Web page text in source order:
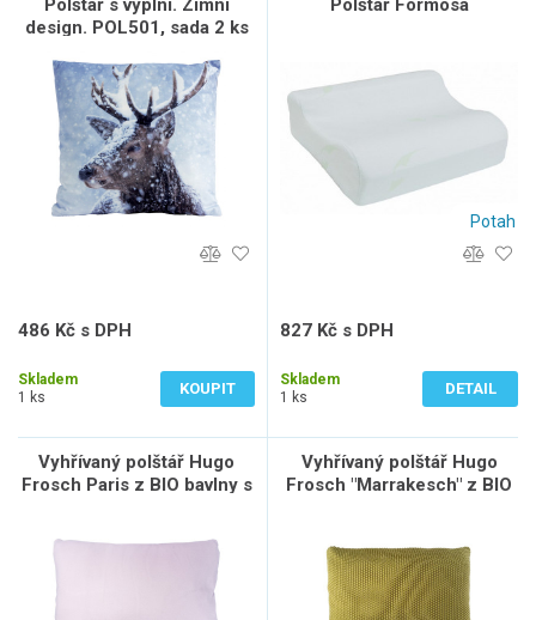
Polštář s výplní. Zimní
design. POL501, sada 2 ks
486 Kč s DPH
Skladem
1 ks
KOUPIT
Polštář Formosa
Potah
827 Kč s DPH
Skladem
1 ks
DETAIL
Vyhřívaný polštář Hugo
Frosch Paris z BIO bavlny s
Vyhřívaný polštář Hugo
Frosch "Marrakesch" z BIO